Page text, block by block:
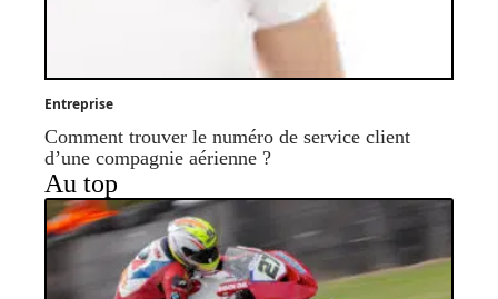
Entreprise
Comment trouver le numéro de service client
d’une compagnie aérienne ?
Au top